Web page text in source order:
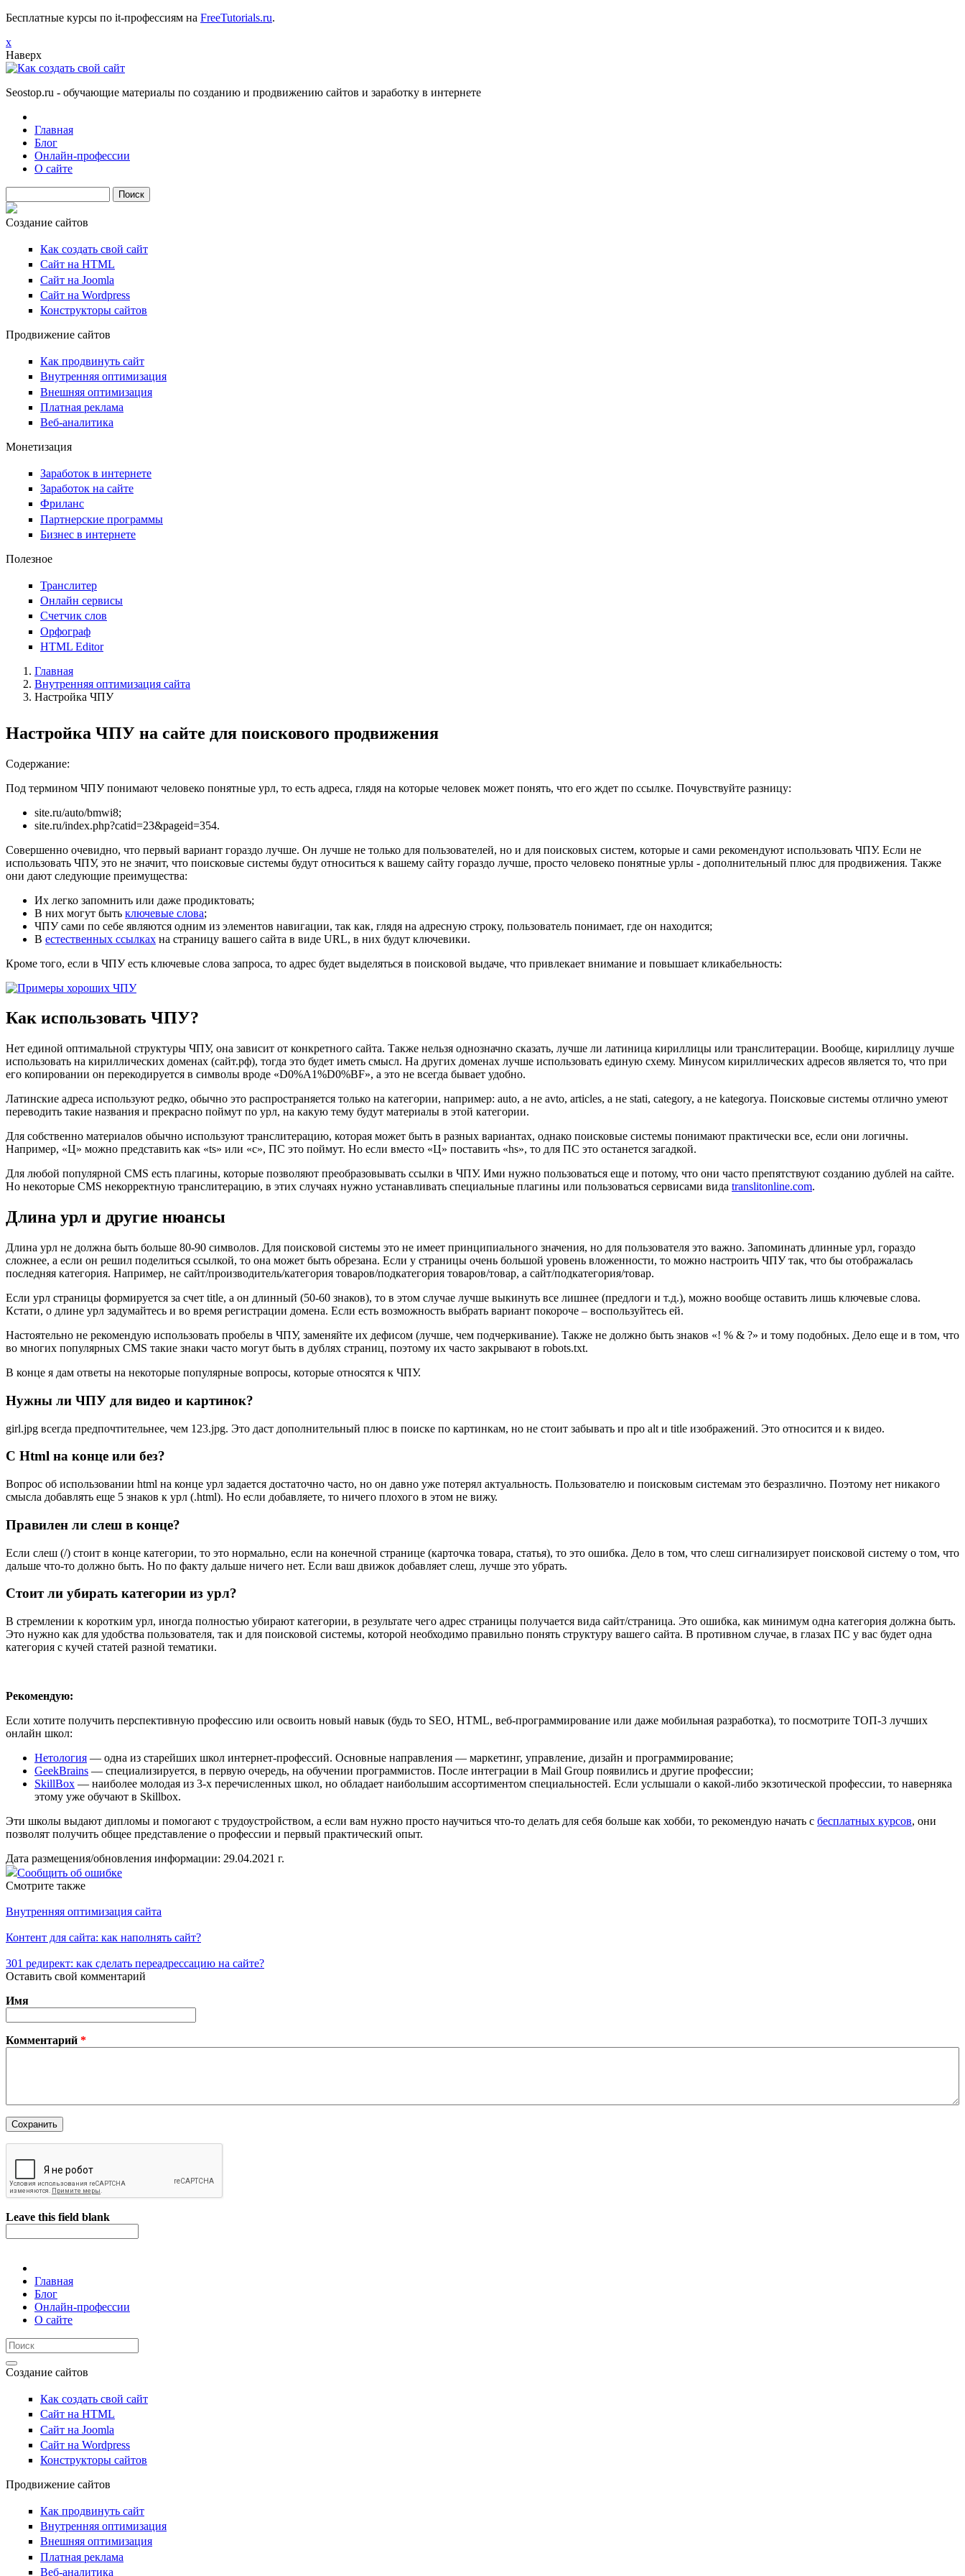
Бесплатные курсы по it-профессиям на FreeTutorials.ru.
х
Наверх
Seostop.ru - обучающие материалы по созданию и продвижению сайтов и заработку в интернете
Главная
Блог
Онлайн-профессии
О сайте
Создание сайтов
Как создать свой сайт
Сайт на HTML
Сайт на Joomla
Сайт на Wordpress
Конструкторы сайтов
Продвижение сайтов
Как продвинуть сайт
Внутренняя оптимизация
Внешняя оптимизация
Платная реклама
Веб-аналитика
Монетизация
Заработок в интернете
Заработок на сайте
Фриланс
Партнерские программы
Бизнес в интернете
Полезное
Транслитер
Онлайн сервисы
Счетчик слов
Орфограф
HTML Editor
Главная
Внутренняя оптимизация сайта
Настройка ЧПУ
Настройка ЧПУ на сайте для поискового продвижения
Содержание:
Под термином ЧПУ понимают человеко понятные урл, то есть адреса, глядя на которые человек может понять, что его ждет по ссылке. Почувствуйте разницу:
site.ru/auto/bmwi8;
site.ru/index.php?catid=23&pageid=354.
Совершенно очевидно, что первый вариант гораздо лучше. Он лучше не только для пользователей, но и для поисковых систем, которые и сами рекомендуют использовать ЧПУ. Если не
использовать ЧПУ, это не значит, что поисковые системы будут относиться к вашему сайту гораздо лучше, просто человеко понятные урлы - дополнительный плюс для продвижения. Также
они дают следующие преимущества:
Их легко запомнить или даже продиктовать;
В них могут быть ключевые слова;
ЧПУ сами по себе являются одним из элементов навигации, так как, глядя на адресную строку, пользователь понимает, где он находится;
В естественных ссылках на страницу вашего сайта в виде URL, в них будут ключевики.
Кроме того, если в ЧПУ есть ключевые слова запроса, то адрес будет выделяться в поисковой выдаче, что привлекает внимание и повышает кликабельность:
Как использовать ЧПУ?
Нет единой оптимальной структуры ЧПУ, она зависит от конкретного сайта. Также нельзя однозначно сказать, лучше ли латиница кириллицы или транслитерации. Вообще, кириллицу лучше
использовать на кириллических доменах (сайт.рф), тогда это будет иметь смысл. На других доменах лучше использовать единую схему. Минусом кириллических адресов является то, что при
его копировании он перекодируется в символы вроде «D0%A1%D0%BF», а это не всегда бывает удобно.
Латинские адреса используют редко, обычно это распространяется только на категории, например: auto, а не avto, articles, а не stati, category, а не kategorya. Поисковые системы отлично умеют
переводить такие названия и прекрасно поймут по урл, на какую тему будут материалы в этой категории.
Для собственно материалов обычно используют транслитерацию, которая может быть в разных вариантах, однако поисковые системы понимают практически все, если они логичны.
Например, «Ц» можно представить как «ts» или «c», ПС это поймут. Но если вместо «Ц» поставить «hs», то для ПС это останется загадкой.
Для любой популярной CMS есть плагины, которые позволяют преобразовывать ссылки в ЧПУ. Ими нужно пользоваться еще и потому, что они часто препятствуют созданию дублей на сайте.
Но некоторые CMS некорректную транслитерацию, в этих случаях нужно устанавливать специальные плагины или пользоваться сервисами вида translitonline.com.
Длина урл и другие нюансы
Длина урл не должна быть больше 80-90 символов. Для поисковой системы это не имеет принципиального значения, но для пользователя это важно. Запоминать длинные урл, гораздо
сложнее, а если он решил поделиться ссылкой, то она может быть обрезана. Если у страницы очень большой уровень вложенности, то можно настроить ЧПУ так, что бы отображалась
последняя категория. Например, не сайт/производитель/категория товаров/подкатегория товаров/товар, а сайт/подкатегория/товар.
Если урл страницы формируется за счет title, а он длинный (50-60 знаков), то в этом случае лучше выкинуть все лишнее (предлоги и т.д.), можно вообще оставить лишь ключевые слова.
Кстати, о длине урл задумайтесь и во время регистрации домена. Если есть возможность выбрать вариант покороче – воспользуйтесь ей.
Настоятельно не рекомендую использовать пробелы в ЧПУ, заменяйте их дефисом (лучше, чем подчеркивание). Также не должно быть знаков «! % & ?» и тому подобных. Дело еще и в том, что
во многих популярных CMS такие знаки часто могут быть в дублях страниц, поэтому их часто закрывают в robots.txt.
В конце я дам ответы на некоторые популярные вопросы, которые относятся к ЧПУ.
Нужны ли ЧПУ для видео и картинок?
girl.jpg всегда предпочтительнее, чем 123.jpg. Это даст дополнительный плюс в поиске по картинкам, но не стоит забывать и про alt и title изображений. Это относится и к видео.
С Html на конце или без?
Вопрос об использовании html на конце урл задается достаточно часто, но он давно уже потерял актуальность. Пользователю и поисковым системам это безразлично. Поэтому нет никакого
смысла добавлять еще 5 знаков к урл (.html). Но если добавляете, то ничего плохого в этом не вижу.
Правилен ли слеш в конце?
Если слеш (/) стоит в конце категории, то это нормально, если на конечной странице (карточка товара, статья), то это ошибка. Дело в том, что слеш сигнализирует поисковой систему о том, что
дальше что-то должно быть. Но по факту дальше ничего нет. Если ваш движок добавляет слеш, лучше это убрать.
Стоит ли убирать категории из урл?
В стремлении к коротким урл, иногда полностью убирают категории, в результате чего адрес страницы получается вида сайт/страница. Это ошибка, как минимум одна категория должна быть.
Это нужно как для удобства пользователя, так и для поисковой системы, которой необходимо правильно понять структуру вашего сайта. В противном случае, в глазах ПС у вас будет одна
категория с кучей статей разной тематики.
Рекомендую:
Если хотите получить перспективную профессию или освоить новый навык (будь то SEO, HTML, веб-программирование или даже мобильная разработка), то посмотрите ТОП-3 лучших
онлайн школ:
Нетология — одна из старейших школ интернет-профессий. Основные направления — маркетинг, управление, дизайн и программирование;
GeekBrains — специализируется, в первую очередь, на обучении программистов. После интеграции в Mail Group появились и другие профессии;
SkillBox — наиболее молодая из 3-х перечисленных школ, но обладает наибольшим ассортиментом специальностей. Если услышали о какой-либо экзотической профессии, то наверняка
этому уже обучают в Skillbox.
Эти школы выдают дипломы и помогают с трудоустройством, а если вам нужно просто научиться что-то делать для себя больше как хобби, то рекомендую начать с бесплатных курсов, они
позволят получить общее представление о профессии и первый практический опыт.
Дата размещения/обновления информации: 29.04.2021 г.
Сообщить об ошибке
Смотрите также
Внутренняя оптимизация сайта
Контент для сайта: как наполнять сайт?
301 редирект: как сделать переадрессацию на сайте?
Оставить свой комментарий
Имя
Комментарий *
Leave this field blank
Главная
Блог
Онлайн-профессии
О сайте
Создание сайтов
Как создать свой сайт
Сайт на HTML
Сайт на Joomla
Сайт на Wordpress
Конструкторы сайтов
Продвижение сайтов
Как продвинуть сайт
Внутренняя оптимизация
Внешняя оптимизация
Платная реклама
Веб-аналитика